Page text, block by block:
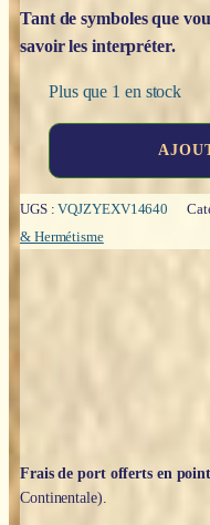
Tant de symboles que
savoir les interpréter.
Plus que 1 en stock
des
magiques
UGS :VQJZYEXV14640
& Hermétisme
Frais de port offerts en
Continentale).